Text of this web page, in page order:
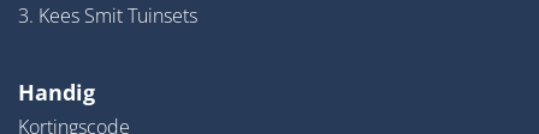
3. Kees Smit Tuinsets
Handig
Kortingscode